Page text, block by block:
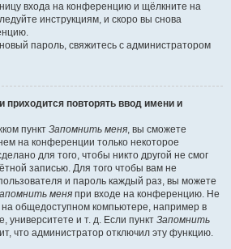
входа на конференцию и щёлкните на
инструкциям, и скоро вы снова
пароль, свяжитесь с администратором
приходится повторять ввод имени и
пункт Запомнить меня, вы сможете
на конференции только некоторое
для того, чтобы никто другой не смог
записью. Для того чтобы вам не
и пароль каждый раз, вы можете
меня при входе на конференцию. Не
на общедоступном компьютере, например в
университете и т. д. Если пункт Запомнить
что администратор отключил эту функцию.